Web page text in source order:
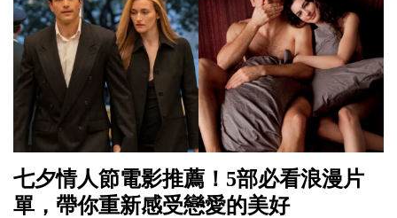
七夕情人節電影推薦！5部必看浪漫片
單，帶你重新感受戀愛的美好